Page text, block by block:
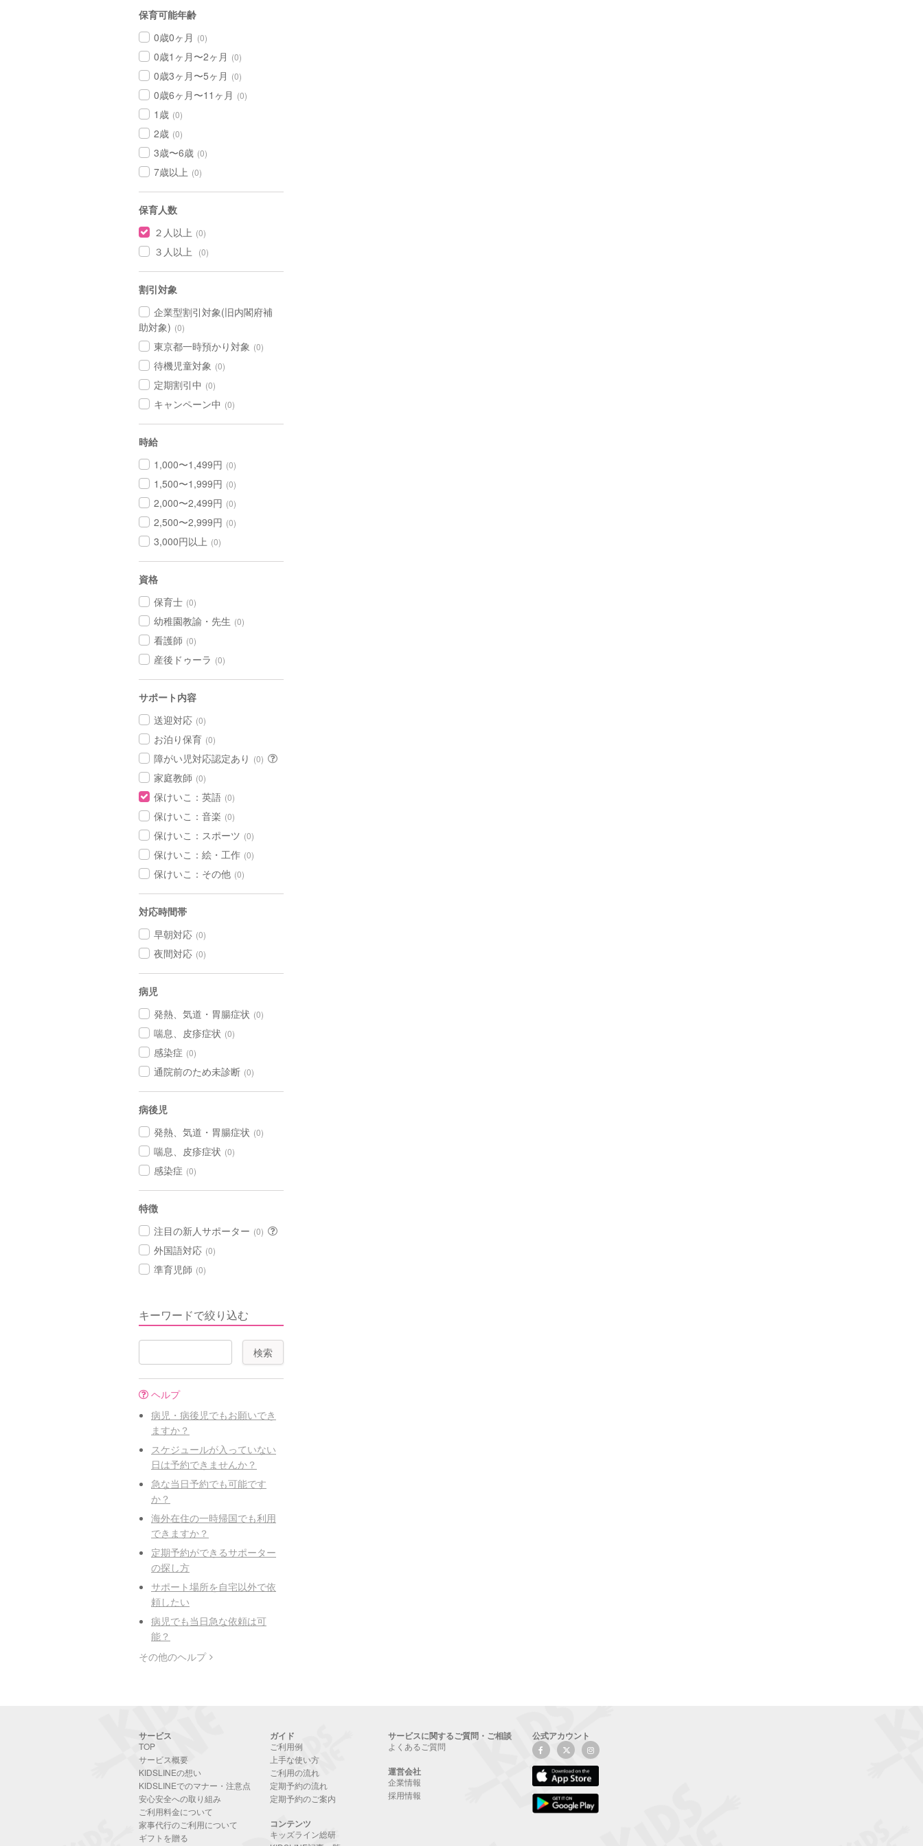
保育可能年齢
0歳0ヶ月 (0)
0歳1ヶ月〜2ヶ月 (0)
0歳3ヶ月〜5ヶ月 (0)
0歳6ヶ月〜11ヶ月 (0)
1歳 (0)
2歳 (0)
3歳〜6歳 (0)
7歳以上 (0)
保育人数
２人以上 (0)
３人以上 (0)
割引対象
企業型割引対象(旧内閣府補
助対象) (0)
東京都一時預かり対象 (0)
待機児童対象 (0)
定期割引中 (0)
キャンペーン中 (0)
時給
1,000〜1,499円 (0)
1,500〜1,999円 (0)
2,000〜2,499円 (0)
2,500〜2,999円 (0)
3,000円以上 (0)
資格
保育士 (0)
幼稚園教諭・先生 (0)
看護師 (0)
産後ドゥーラ (0)
サポート内容
送迎対応 (0)
お泊り保育 (0)
障がい児対応認定あり (0)
家庭教師 (0)
保けいこ：英語 (0)
保けいこ：音楽 (0)
保けいこ：スポーツ (0)
保けいこ：絵・工作 (0)
保けいこ：その他 (0)
対応時間帯
早朝対応 (0)
夜間対応 (0)
病児
発熱、気道・胃腸症状 (0)
喘息、皮疹症状 (0)
感染症 (0)
通院前のため未診断 (0)
病後児
発熱、気道・胃腸症状 (0)
喘息、皮疹症状 (0)
感染症 (0)
特徴
注目の新人サポーター (0)
外国語対応 (0)
準育児師 (0)
キーワードで絞り込む
ヘルプ
病児・病後児でもお願いでき
ますか？
スケジュールが入っていない
日は予約できませんか？
急な当日予約でも可能です
か？
海外在住の一時帰国でも利用
できますか？
定期予約ができるサポーター
の探し方
サポート場所を自宅以外で依
頼したい
病児でも当日急な依頼は可
能？
その他のヘルプ
サービス
TOP
サービス概要
KIDSLINEの想い
KIDSLINEでのマナー・注意点
安心安全への取り組み
ご利用料金について
家事代行のご利用について
ギフトを贈る
ガイド
ご利用例
上手な使い方
ご利用の流れ
定期予約の流れ
定期予約のご案内
コンテンツ
キッズライン総研
サービスに関するご質問・ご相談
よくあるご質問
運営会社
企業情報
採用情報
公式アカウント